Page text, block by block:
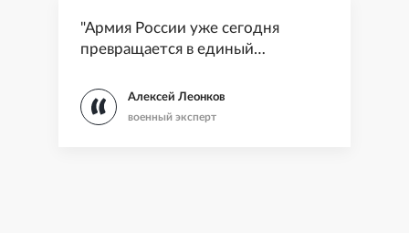
"Армия России уже сегодня
превращается в единый
Алексей Леонков
военный эксперт